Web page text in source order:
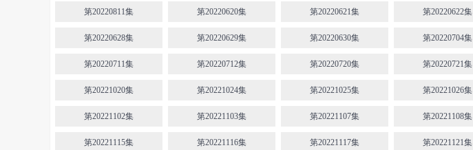
第20220811集 第20220620集 第20220621集 第20220622集
第20220628集 第20220629集 第20220630集 第20220704集
第20220711集 第20220712集 第20220720集 第20220721集
第20221020集 第20221024集 第20221025集 第20221026集
第20221102集 第20221103集 第20221107集 第20221108集
第20221115集 第20221116集 第20221117集 第20221121集